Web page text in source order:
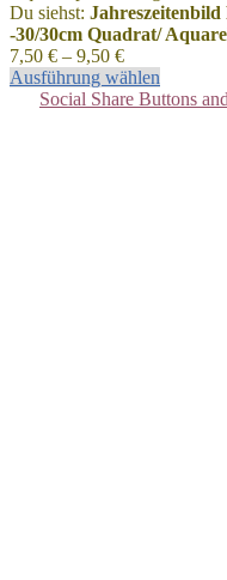
Du siehst:
-30/30cm Quadrat/
7,50 € – 9,50 €
Ausführung wählen
Social Share Buttons